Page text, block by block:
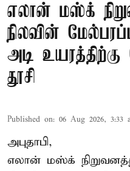
எலான் மஸ்க்
நிலவின்
அடி
தூசி
Published on: 06 Aug 2026, 3:33
அபுதாபி,
எலான் மஸ்க்